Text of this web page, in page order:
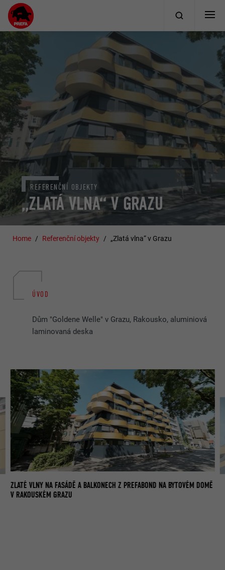
„ZLATÁ VLNA“ V GRAZU
REFERENČNÍ OBJEKTY
Home Referenční objekty „Zlatá vlna“ v Grazu
ÚVOD
Dům "Goldene Welle" v Grazu, Rakousko, aluminiová
laminovaná deska
ZLATÉ VLNY NA FASÁDĚ A BALKONECH Z PREFABOND NA BYTOVÉM DOMĚ
V RAKOUSKÉM GRAZU